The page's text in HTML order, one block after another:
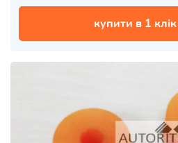
купити в 1 клік